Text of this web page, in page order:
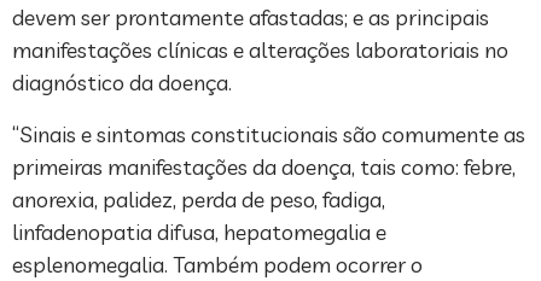
devem ser prontamente afastadas; e as principais
manifestações clínicas e alterações laboratoriais no
diagnóstico da doença.
“Sinais e sintomas constitucionais são comumente as
primeiras manifestações da doença, tais como: febre,
anorexia, palidez, perda de peso, fadiga,
linfadenopatia difusa, hepatomegalia e
esplenomegalia. Também podem ocorrer o